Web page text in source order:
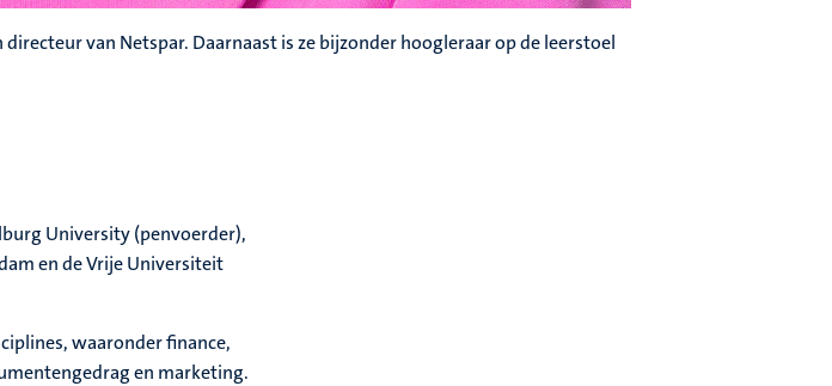
van Netspar. Daarnaast is ze bijzonder hoogleraar op de leerstoel
University (penvoerder),
en de Vrije Universiteit
waaronder finance,
en marketing.